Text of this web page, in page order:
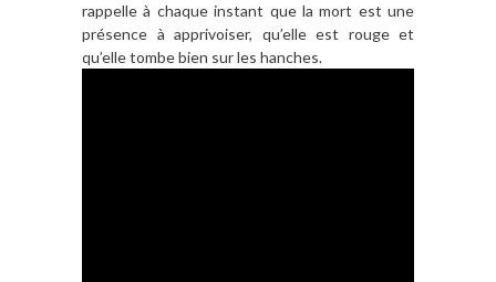
rappelle à chaque instant que la mort est une
présence à apprivoiser, qu’elle est rouge et
qu’elle tombe bien sur les hanches.